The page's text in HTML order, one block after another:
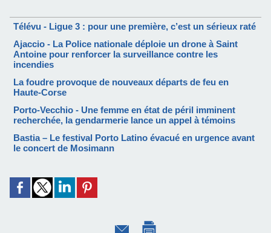
Télévu - Ligue 3 : pour une première, c’est un sérieux raté
Ajaccio - La Police nationale déploie un drone à Saint
Antoine pour renforcer la surveillance contre les
incendies
La foudre provoque de nouveaux départs de feu en
Haute-Corse
Porto-Vecchio - Une femme en état de péril imminent
recherchée, la gendarmerie lance un appel à témoins
Bastia – Le festival Porto Latino évacué en urgence avant
le concert de Mosimann